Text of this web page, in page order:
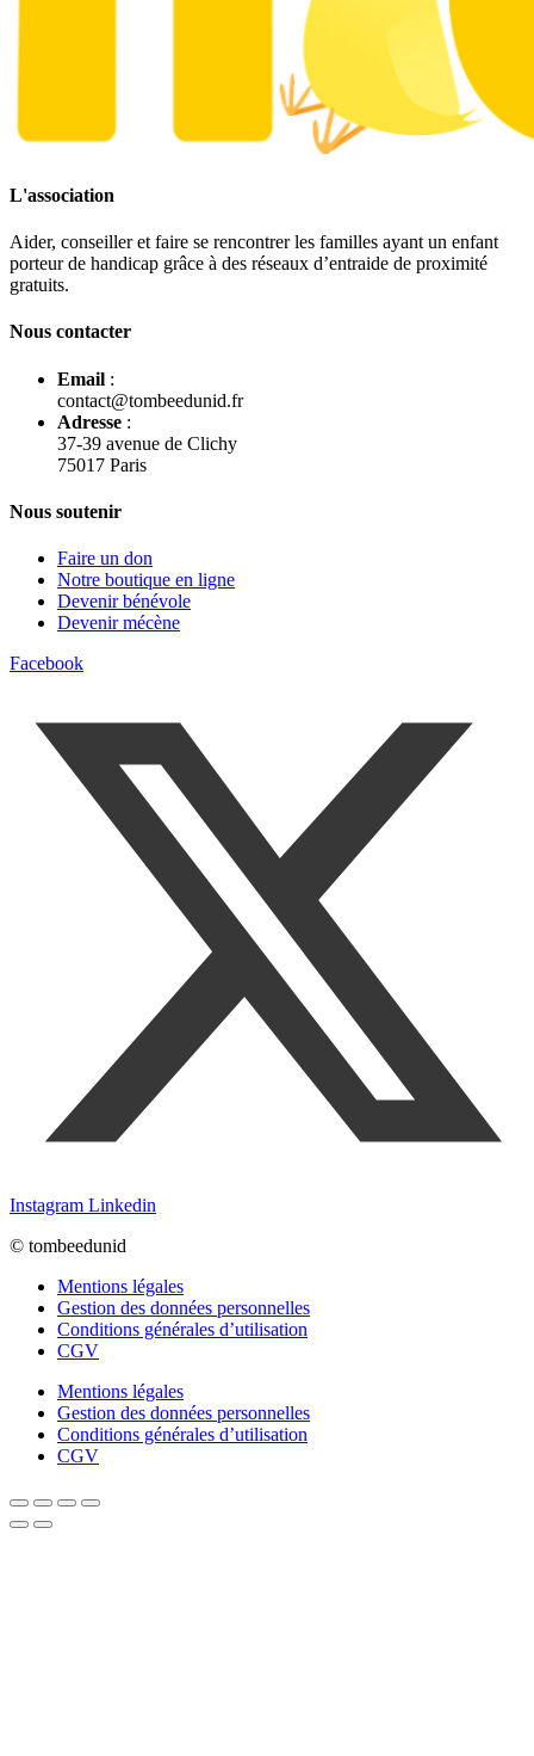
L'association
Aider, conseiller et faire se rencontrer les familles ayant un enfant
porteur de handicap grâce à des réseaux d’entraide de proximité
gratuits.
Nous contacter
Email :
contact@tombeedunid.fr
Adresse :
37-39 avenue de Clichy
75017 Paris
Nous soutenir
Faire un don
Notre boutique en ligne
Devenir bénévole
Devenir mécène
Facebook
Instagram Linkedin
© tombeedunid
Mentions légales
Gestion des données personnelles
Conditions générales d’utilisation
CGV
Mentions légales
Gestion des données personnelles
Conditions générales d’utilisation
CGV